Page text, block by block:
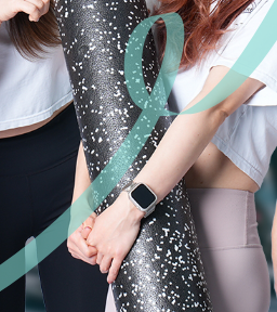
たって